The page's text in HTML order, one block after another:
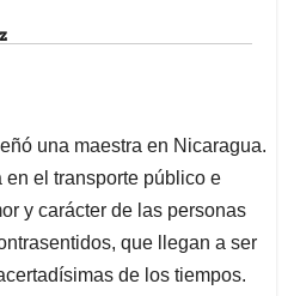
una maestra en Nicaragua.
el transporte público e
y carácter de las personas
que llegan a ser
de los tiempos.